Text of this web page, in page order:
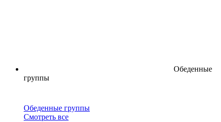
Обеденные
группы
Обеденные группы
Смотреть все